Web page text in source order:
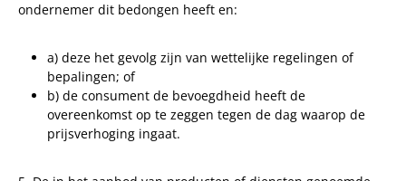
ondernemer dit bedongen heeft en:
a) deze het gevolg zijn van wettelijke regelingen of
bepalingen; of
b) de consument de bevoegdheid heeft de
overeenkomst op te zeggen tegen de dag waarop de
prijsverhoging ingaat.